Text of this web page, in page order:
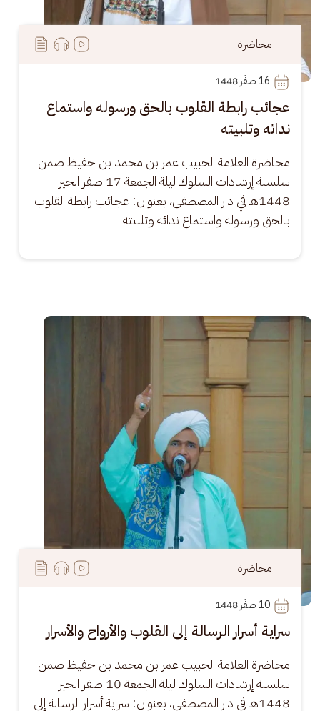
محاضرة
16 صفَر 1448
عجائب رابطة القلوب بالحق ورسوله واستماع
ندائه وتلبيته
محاضرة العلامة الحبيب عمر بن محمد بن حفيظ ضمن
سلسلة إرشادات السلوك ليلة الجمعة 17 صفر الخير
1448هـ في دار المصطفى، بعنوان: عجائب رابطة القلوب
بالحق ورسوله واستماع ندائه وتلبيته
الصورة
محاضرة
10 صفَر 1448
سراية أسرار الرسالة إلى القلوب والأرواح والأسرار
محاضرة العلامة الحبيب عمر بن محمد بن حفيظ ضمن
سلسلة إرشادات السلوك ليلة الجمعة 10 صفر الخير
1448هـ في دار المصطفى، بعنوان: سراية أسرار الرسالة إلى